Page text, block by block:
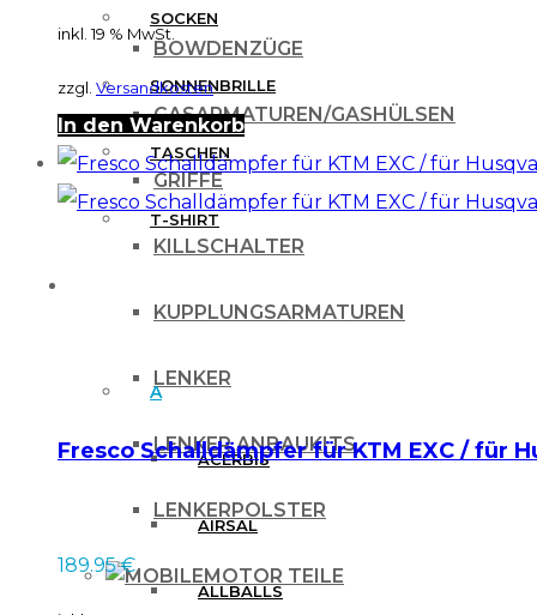
BOWDENZÜGE
GASARMATUREN/GASHÜLSEN
GRIFFE
KILLSCHALTER
KUPPLUNGSARMATUREN
LENKER
LENKER ANBAUKITS
LENKERPOLSTER
MOTOR TEILE
SOCKEN
SONNENBRILLE
TASCHEN
T-SHIRT
A
ACERBIS
AIRSAL
ALLBALLS
inkl. 19 % MwSt.
zzgl. Versandkosten
In den Warenkorb
Fresco Schalldämpfer für KTM EXC / für
189.95€